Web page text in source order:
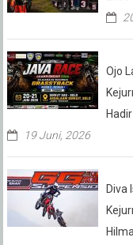
Ojo
19 Juni, 2026
Diva